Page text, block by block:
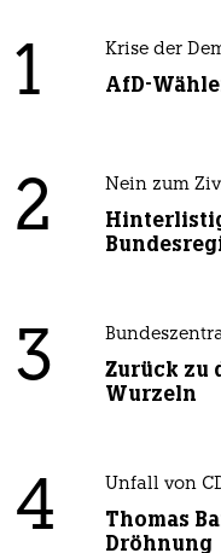
1 Krise der
AfD-
2 Nein zum
3
Zurück zu
Wurzeln
4 Unfall von
Thomas
Dröhnung